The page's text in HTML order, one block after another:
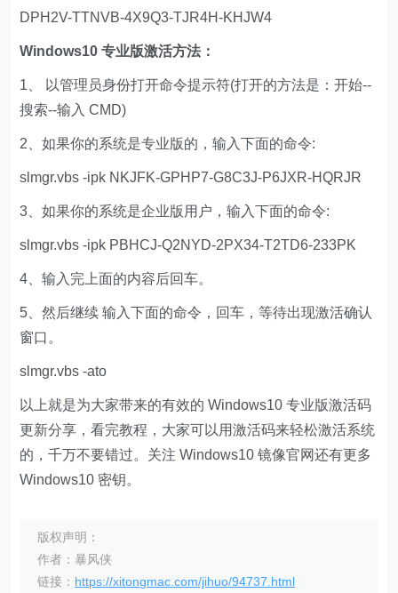
DPH2V-TTNVB-4X9Q3-TJR4H-KHJW4
Windows10 专业版激活方法：
1、 以管理员身份打开命令提示符(打开的方法是：开始--
搜索--输入 CMD)
2、如果你的系统是专业版的，输入下面的命令:
slmgr.vbs -ipk NKJFK-GPHP7-G8C3J-P6JXR-HQRJR
3、如果你的系统是企业版用户，输入下面的命令:
slmgr.vbs -ipk PBHCJ-Q2NYD-2PX34-T2TD6-233PK
4、输入完上面的内容后回车。
5、然后继续 输入下面的命令，回车，等待出现激活确认
窗口。
slmgr.vbs -ato
以上就是为大家带来的有效的 Windows10 专业版激活码
更新分享，看完教程，大家可以用激活码来轻松激活系统
的，千万不要错过。关注 Windows10 镜像官网还有更多
Windows10 密钥。
版权声明：
作者：暴风侠
链接： https://xitongmac.com/jihuo/94737.html